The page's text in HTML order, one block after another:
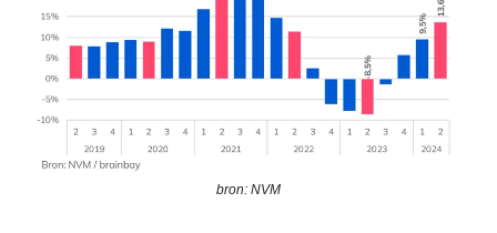
bron: NVM